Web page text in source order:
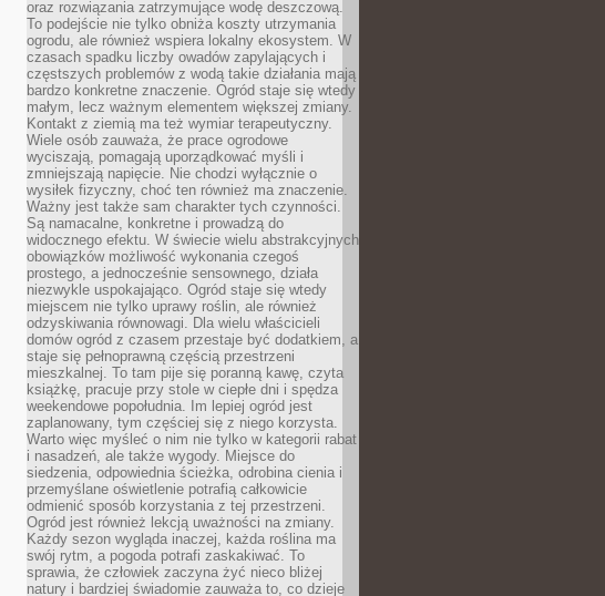
oraz rozwiązania zatrzymujące wodę deszczową.
To podejście nie tylko obniża koszty utrzymania
ogrodu, ale również wspiera lokalny ekosystem. W
czasach spadku liczby owadów zapylających i
częstszych problemów z wodą takie działania mają
bardzo konkretne znaczenie. Ogród staje się wtedy
małym, lecz ważnym elementem większej zmiany.
Kontakt z ziemią ma też wymiar terapeutyczny.
Wiele osób zauważa, że prace ogrodowe
wyciszają, pomagają uporządkować myśli i
zmniejszają napięcie. Nie chodzi wyłącznie o
wysiłek fizyczny, choć ten również ma znaczenie.
Ważny jest także sam charakter tych czynności.
Są namacalne, konkretne i prowadzą do
widocznego efektu. W świecie wielu abstrakcyjnych
obowiązków możliwość wykonania czegoś
prostego, a jednocześnie sensownego, działa
niezwykle uspokajająco. Ogród staje się wtedy
miejscem nie tylko uprawy roślin, ale również
odzyskiwania równowagi. Dla wielu właścicieli
domów ogród z czasem przestaje być dodatkiem, a
staje się pełnoprawną częścią przestrzeni
mieszkalnej. To tam pije się poranną kawę, czyta
książkę, pracuje przy stole w ciepłe dni i spędza
weekendowe popołudnia. Im lepiej ogród jest
zaplanowany, tym częściej się z niego korzysta.
Warto więc myśleć o nim nie tylko w kategorii rabat
i nasadzeń, ale także wygody. Miejsce do
siedzenia, odpowiednia ścieżka, odrobina cienia i
przemyślane oświetlenie potrafią całkowicie
odmienić sposób korzystania z tej przestrzeni.
Ogród jest również lekcją uważności na zmiany.
Każdy sezon wygląda inaczej, każda roślina ma
swój rytm, a pogoda potrafi zaskakiwać. To
sprawia, że człowiek zaczyna żyć nieco bliżej
natury i bardziej świadomie zauważa to, co dzieje